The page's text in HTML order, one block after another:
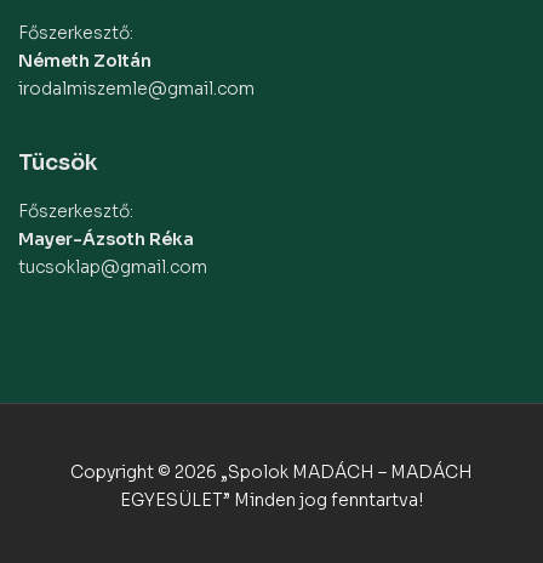
Főszerkesztő:
Németh Zoltán
irodalmiszemle@gmail.com
Tücsök
Főszerkesztő:
Mayer-Ázsoth Réka
tucsoklap@gmail.com
Copyright © 2026 „Spolok MADÁCH – MADÁCH
EGYESÜLET” Minden jog fenntartva!